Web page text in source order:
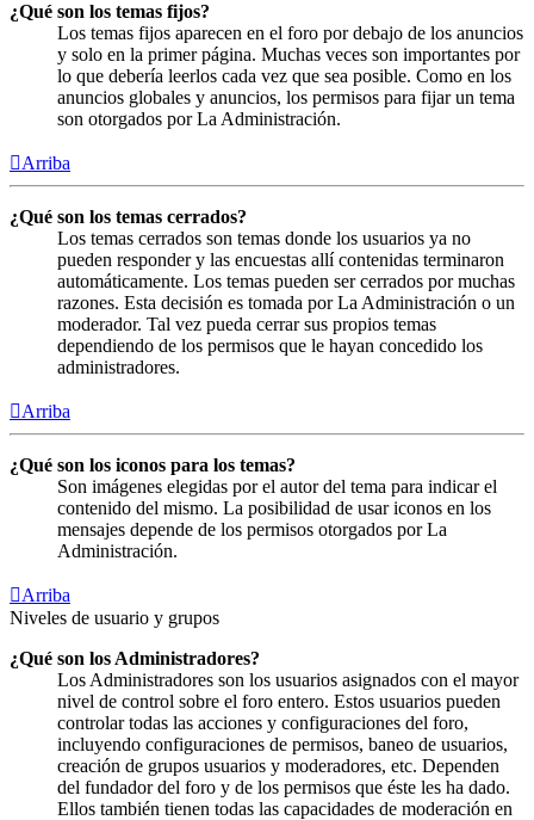
¿Qué son los temas fijos?
Los temas fijos aparecen en el foro por debajo de los anuncios
y solo en la primer página. Muchas veces son importantes por
lo que debería leerlos cada vez que sea posible. Como en los
anuncios globales y anuncios, los permisos para fijar un tema
son otorgados por La Administración.
Arriba
¿Qué son los temas cerrados?
Los temas cerrados son temas donde los usuarios ya no
pueden responder y las encuestas allí contenidas terminaron
automáticamente. Los temas pueden ser cerrados por muchas
razones. Esta decisión es tomada por La Administración o un
moderador. Tal vez pueda cerrar sus propios temas
dependiendo de los permisos que le hayan concedido los
administradores.
Arriba
¿Qué son los iconos para los temas?
Son imágenes elegidas por el autor del tema para indicar el
contenido del mismo. La posibilidad de usar iconos en los
mensajes depende de los permisos otorgados por La
Administración.
Arriba
Niveles de usuario y grupos
¿Qué son los Administradores?
Los Administradores son los usuarios asignados con el mayor
nivel de control sobre el foro entero. Estos usuarios pueden
controlar todas las acciones y configuraciones del foro,
incluyendo configuraciones de permisos, baneo de usuarios,
creación de grupos usuarios y moderadores, etc. Dependen
del fundador del foro y de los permisos que éste les ha dado.
Ellos también tienen todas las capacidades de moderación en